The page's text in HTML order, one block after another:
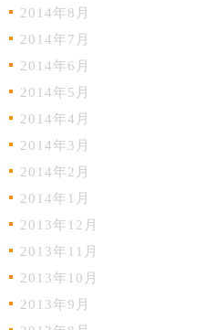
2014年8月
2014年7月
2014年6月
2014年5月
2014年4月
2014年3月
2014年2月
2014年1月
2013年12月
2013年11月
2013年10月
2013年9月